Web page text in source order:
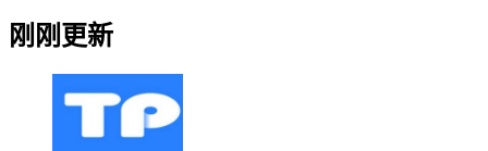
刚刚更新